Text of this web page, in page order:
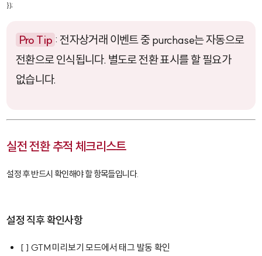
});
Pro Tip : 전자상거래 이벤트 중purchase는 자동으로
전환으로 인식됩니다. 별도로 전환 표시를 할 필요가
없습니다.
실전 전환 추적 체크리스트
설정 후 반드시 확인해야 할 항목들입니다.
설정 직후 확인사항
[ ] GTM 미리보기 모드에서 태그 발동 확인